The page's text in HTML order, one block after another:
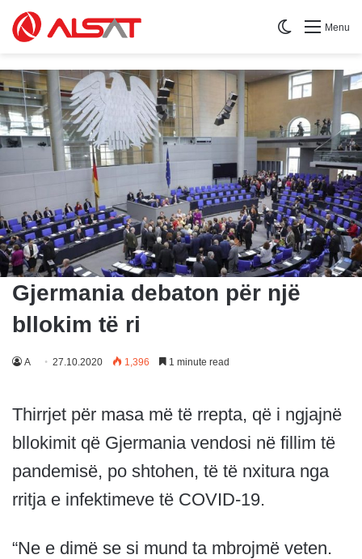
Menu
Switch skin
Gjermania debaton për një
bllokim të ri
A 27.10.2020 1,396 1 minute read
Thirrjet për masa më të rrepta, që i ngjajnë
bllokimit që Gjermania vendosi në fillim të
pandemisë, po shtohen, të të nxitura nga
rritja e infektimeve të COVID-19.
“Ne e dimë se si mund ta mbrojmë veten.